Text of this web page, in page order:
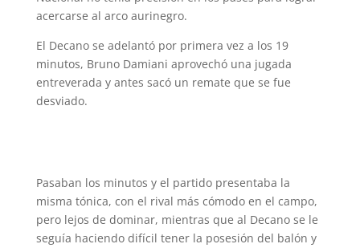
acercarse al arco aurinegro.
El Decano se adelantó por primera vez a los 19
minutos, Bruno Damiani aprovechó una jugada
entreverada y antes sacó un remate que se fue
desviado.
Pasaban los minutos y el partido presentaba la
misma tónica, con el rival más cómodo en el campo,
pero lejos de dominar, mientras que al Decano se le
seguía haciendo difícil tener la posesión del balón y